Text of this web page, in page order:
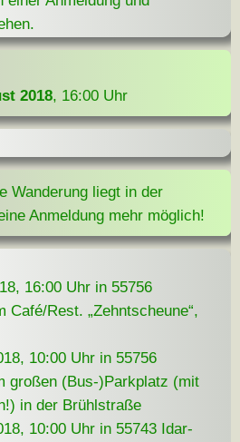
2018, 16:00 Uhr
Wanderung liegt in der
Anmeldung mehr möglich!
16:00 Uhr in 55756
Café/Rest. „Zehntscheune“,
10:00 Uhr in 55756
großen (Bus-)Parkplatz (mit
in der Brühlstraße
10:00 Uhr in 55743 Idar-